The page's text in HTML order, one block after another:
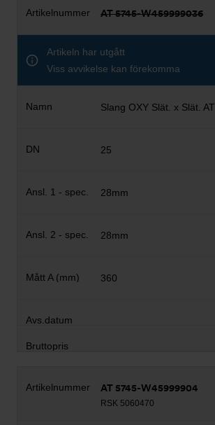
AT 5745-W459999036
Artikeln har utgått
Viss avvikelse kan förekomma
Slang OXY Slät. x Slät. AT
25
28mm
28mm
360
AT 5745-W45999904
RSK 5060470